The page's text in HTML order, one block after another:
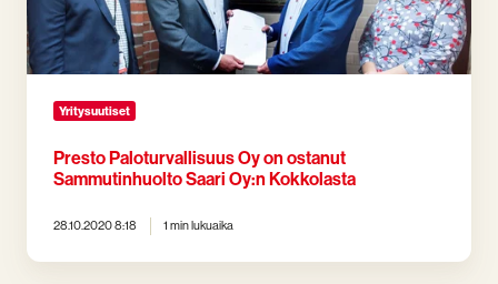
ostanut
Sammutinhuolto
Saari
Oy:n
Kokkolasta
Yritysuutiset
Presto Paloturvallisuus Oy on ostanut
Sammutinhuolto Saari Oy:n Kokkolasta
28.10.2020 8:18 1 min lukuaika